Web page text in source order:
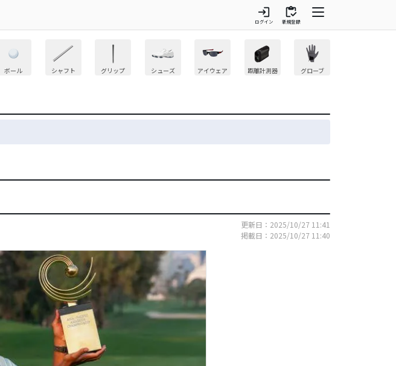
login
ログイン
inventory
新規登録
ボール シャフト グリップ シューズ アイウェア 距離計測器 グローブ
更新日：2025/10/27 11:41
掲載日：2025/10/27 11:40